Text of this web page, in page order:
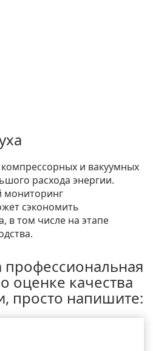
и вакуумных
расхода энергии.
мониторинг
сэкономить
в том числе на этапе
профессиональная
оценке качества
просто напишите: